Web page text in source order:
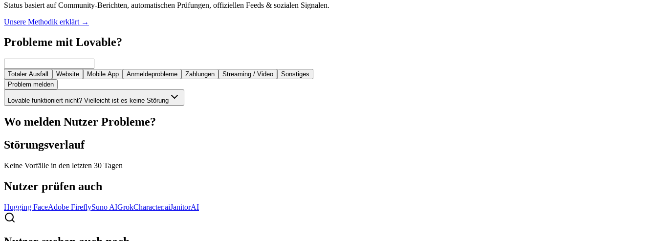
Status basiert auf Community-Berichten, automatischen Prüfungen, offiziellen Feeds & sozialen Signalen.
Unsere Methodik erklärt →
Probleme mit Lovable?
Totaler Ausfall Website Mobile App Anmeldeprobleme Zahlungen Streaming / Video
Sonstiges
Problem melden
Lovable funktioniert nicht? Vielleicht ist es keine Störung
Wo melden Nutzer Probleme?
Störungsverlauf
Keine Vorfälle in den letzten 30 Tagen
Nutzer prüfen auch
Hugging FaceAdobe FireflySuno AIGrokCharacter.aiJanitorAI